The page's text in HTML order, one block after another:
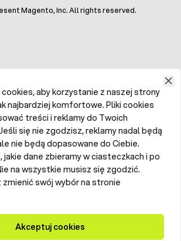
Magento, Inc. All rights reserved.
aby korzystanie z naszej strony
najbardziej komfortowe. Pliki cookies
treści i reklamy do Twoich
się nie zgodzisz, reklamy nadal będą
nie będą dopasowane do Ciebie.
jakie dane zbieramy w ciasteczkach i po
na wszystkie musisz się zgodzić.
swój wybór na stronie
Akceptuj cookies